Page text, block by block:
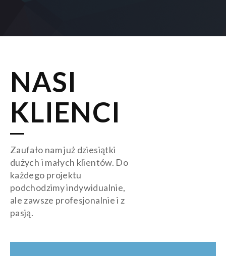
NASI
KLIENCI
Zaufało nam już dziesiątki
dużych i małych klientów. Do
każdego projektu
podchodzimy indywidualnie,
ale zawsze profesjonalnie i z
pasją.